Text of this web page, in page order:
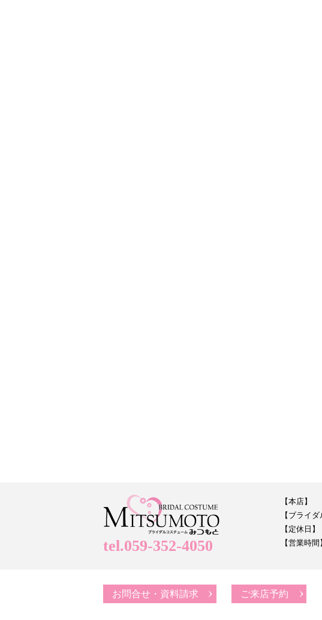
tel.059-352-4050
【本店】
【ブライダ
【定休日】
【営業時間
お問合せ・資料請求 ご来店予約